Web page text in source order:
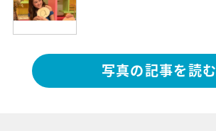
写真の記事を読む